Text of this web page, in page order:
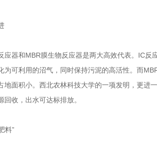
应器和MBR膜生物反应器是两大高效代表。IC
为可利用的沼气，同时保持污泥的高活性。而
地面积小。西北农林科技大学的一项发明，更
收，出水可达标排放。
料”